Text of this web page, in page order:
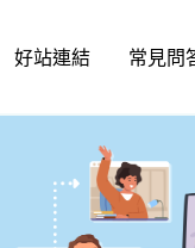
好站連結 常見問